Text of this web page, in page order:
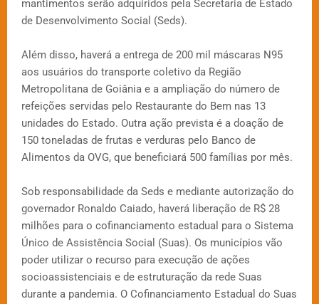
mantimentos serão adquiridos pela Secretaria de Estado
de Desenvolvimento Social (Seds).
Além disso, haverá a entrega de 200 mil máscaras N95
aos usuários do transporte coletivo da Região
Metropolitana de Goiânia e a ampliação do número de
refeições servidas pelo Restaurante do Bem nas 13
unidades do Estado. Outra ação prevista é a doação de
150 toneladas de frutas e verduras pelo Banco de
Alimentos da OVG, que beneficiará 500 famílias por mês.
Sob responsabilidade da Seds e mediante autorização do
governador Ronaldo Caiado, haverá liberação de R$ 28
milhões para o cofinanciamento estadual para o Sistema
Único de Assistência Social (Suas). Os municípios vão
poder utilizar o recurso para execução de ações
socioassistenciais e de estruturação da rede Suas
durante a pandemia. O Cofinanciamento Estadual do Suas